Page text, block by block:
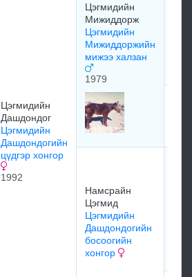
Цэгмидийн
Дашдондог
Цэгмидийн
Дашдондогийн
цүдгэр хонгор
1992
Цэгмидийн
Мижиддорж
Цэгмидийн
Мижиддоржийн
мижээ халзан
1979
Намсрайн
Цэгмид
Цэгмидийн
Дашдондогийн
босоогийн
хонгор